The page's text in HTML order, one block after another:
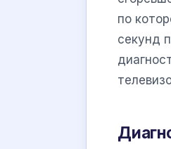
по
секунд